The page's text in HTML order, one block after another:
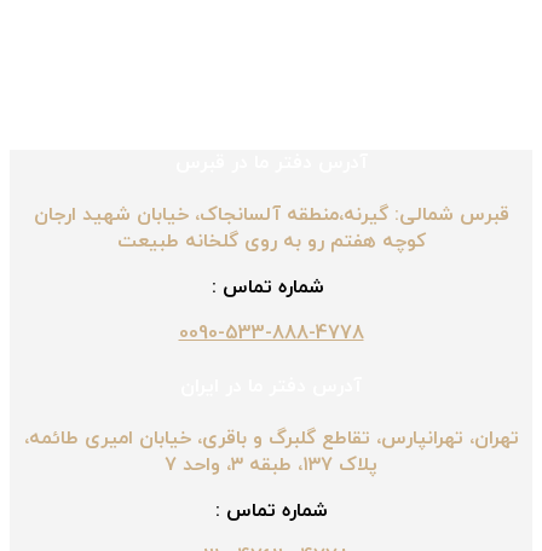
قبرس شمالی: گیرنه،منطقه آلسانجاک، خیابان شهید ارجان
کوچه هفتم رو به روی گلخانه طبیعت
شماره تماس :
0090-533-888-4778
تهران، تهرانپارس، تقاطع گلبرگ و باقری، خیابان امیری طائمه،
پلاک ۱۳۷، طبقه ۳، واحد ۷
شماره تماس :